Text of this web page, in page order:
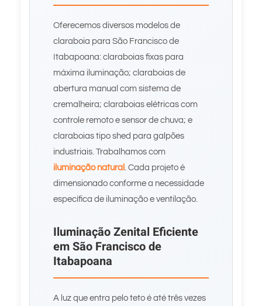
Oferecemos diversos modelos de
claraboia para São Francisco de
Itabapoana: claraboias fixas para
máxima iluminação; claraboias de
abertura manual com sistema de
cremalheira; claraboias elétricas com
controle remoto e sensor de chuva; e
claraboias tipo shed para galpões
industriais. Trabalhamos com
iluminação natural . Cada projeto é
dimensionado conforme a necessidade
específica de iluminação e ventilação.
Iluminação Zenital Eficiente
em São Francisco de
Itabapoana
A luz que entra pelo teto é até três vezes